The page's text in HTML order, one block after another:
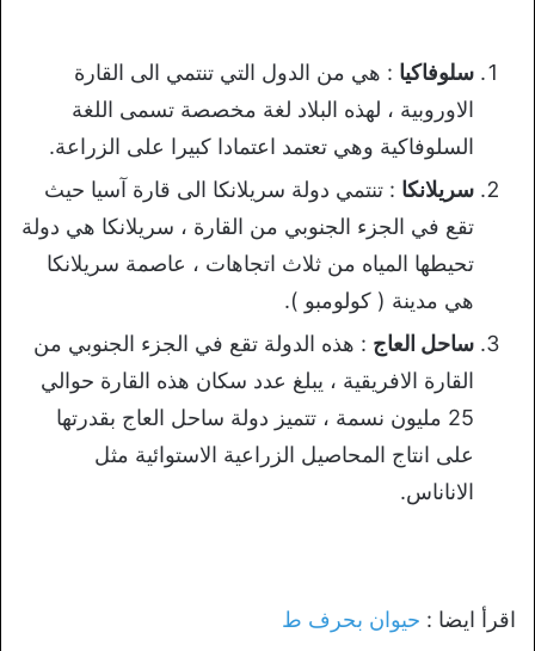
سلوفاكيا : هي من الدول التي تنتمي الى القارة
الاوروبية ، لهذه البلاد لغة مخصصة تسمى اللغة
السلوفاكية وهي تعتمد اعتمادا كبيرا على الزراعة.
سريلانكا : تنتمي دولة سريلانكا الى قارة آسيا حيث
تقع في الجزء الجنوبي من القارة ، سريلانكا هي دولة
تحيطها المياه من ثلاث اتجاهات ، عاصمة سريلانكا
هي مدينة ( كولومبو ).
ساحل العاج : هذه الدولة تقع في الجزء الجنوبي من
القارة الافريقية ، يبلغ عدد سكان هذه القارة حوالي
25 مليون نسمة ، تتميز دولة ساحل العاج بقدرتها
على انتاج المحاصيل الزراعية الاستوائية مثل
الاناناس.
اقرأ ايضا : حيوان بحرف ط